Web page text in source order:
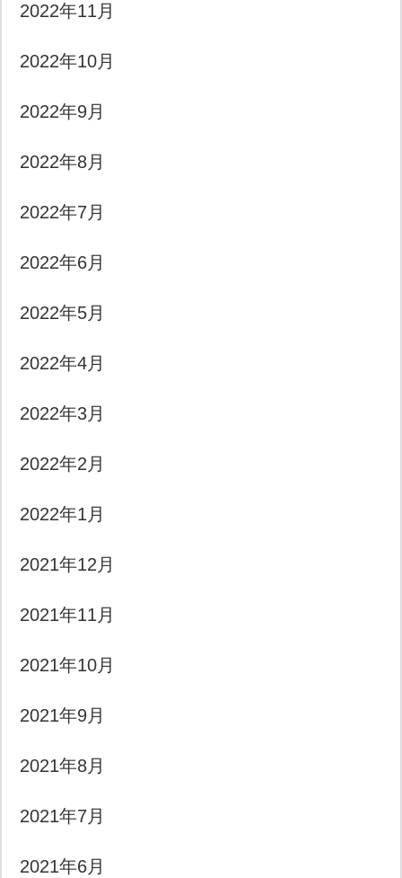
2022年11月
2022年10月
2022年9月
2022年8月
2022年7月
2022年6月
2022年5月
2022年4月
2022年3月
2022年2月
2022年1月
2021年12月
2021年11月
2021年10月
2021年9月
2021年8月
2021年7月
2021年6月